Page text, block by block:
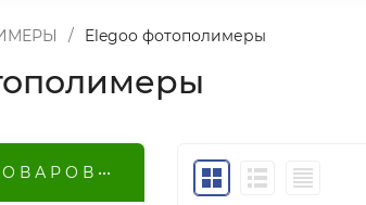
/ Elegoo фотополимеры
В А Р О В •••